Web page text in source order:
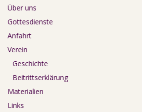
Über uns
Gottesdienste
Anfahrt
Verein
Geschichte
Beitrittserklärung
Materialien
Links